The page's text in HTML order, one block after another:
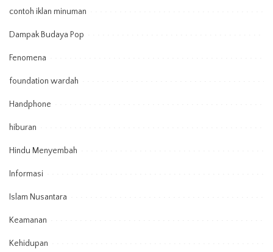
contoh iklan minuman
Dampak Budaya Pop
Fenomena
foundation wardah
Handphone
hiburan
Hindu Menyembah
Informasi
Islam Nusantara
Keamanan
Kehidupan